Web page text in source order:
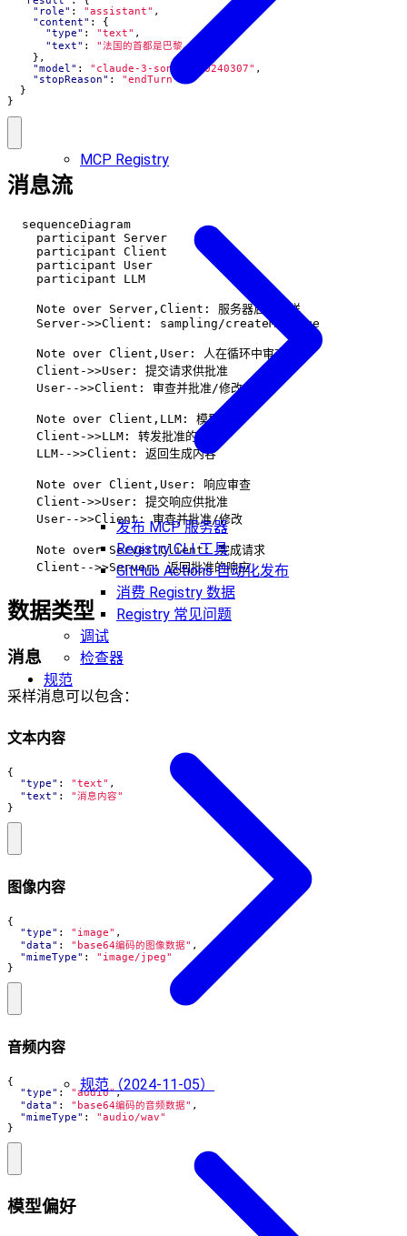
MCP Registry
发布 MCP 服务器
Registry CLI 工具
GitHub Actions 自动化发布
消费 Registry 数据
Registry 常见问题
调试
检查器
规范
规范（2024-11-05）
"role" : "assistant" ,
"content" :
{
"type" : "text" ,
"text" :
"法国的首都是巴黎。"
},
"model" : "claude-3-sonnet-20240307" ,
"stopReason" :
"endTurn"
}
}
消息流
  sequenceDiagram
    participant Server
    participant Client
    participant User
    participant LLM
    Note over Server,Client: 服务器启动采样
    Server->>Client: sampling/createMessage
    Note over Client,User: 人在循环中审查
    Client->>User: 提交请求供批准
    User-->>Client: 审查并批准/修改
    Note over Client,LLM: 模型交互
    Client->>LLM: 转发批准的请求
    LLM-->>Client: 返回生成内容
    Note over Client,User: 响应审查
    Client->>User: 提交响应供批准
    User-->>Client: 审查并批准/修改
    Note over Server,Client: 完成请求
数据类型
消息
采样消息可以包含：
文本内容
{
"type" : "text" ,
"text" :
"消息内容"
}
图像内容
{
"type" : "image" ,
"data" : "base64编码的图像数据" ,
"mimeType" :
"image/jpeg"
}
音频内容
{
"type" : "audio",
"data" : "base64编码的音频数据" ,
"mimeType" :
"audio/wav"
}
模型偏好